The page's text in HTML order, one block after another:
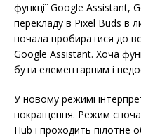
функції Google Assistant,
перекладу в Pixel Buds в
почала пробиратися до
Google Assistant. Хоча
бути елементарним і
У новому режимі
покращення. Режим
Hub і проходить пілотне